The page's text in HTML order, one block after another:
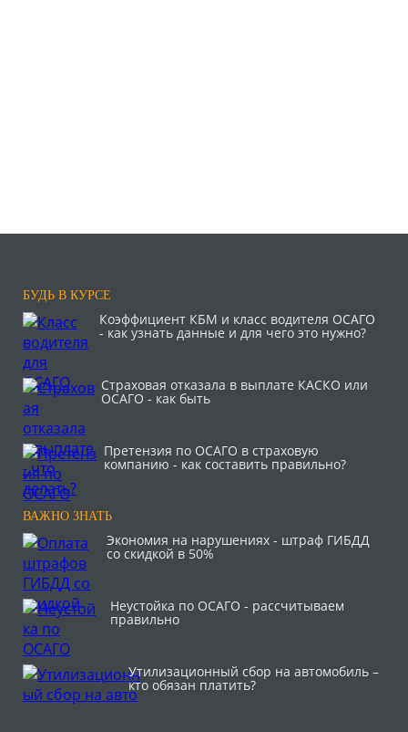
БУДЬ В КУРСЕ
Коэффициент КБМ и класс водителя ОСАГО
- как узнать данные и для чего это нужно?
Страховая отказала в выплате КАСКО или
ОСАГО - как быть
Претензия по ОСАГО в страховую
компанию - как составить правильно?
ВАЖНО ЗНАТЬ
Экономия на нарушениях - штраф ГИБДД
со скидкой в 50%
Неустойка по ОСАГО - рассчитываем
правильно
Утилизационный сбор на автомобиль –
кто обязан платить?